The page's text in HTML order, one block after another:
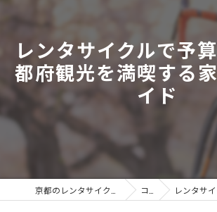
レンタサイクルで予
都府観光を満喫する
イド
コラム レンタサイクルで予